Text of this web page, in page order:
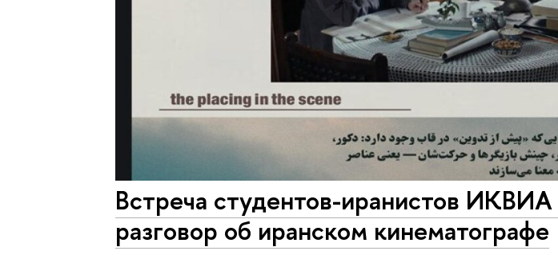
Встреча студентов-иранистов
разговор об иранском кинематографе